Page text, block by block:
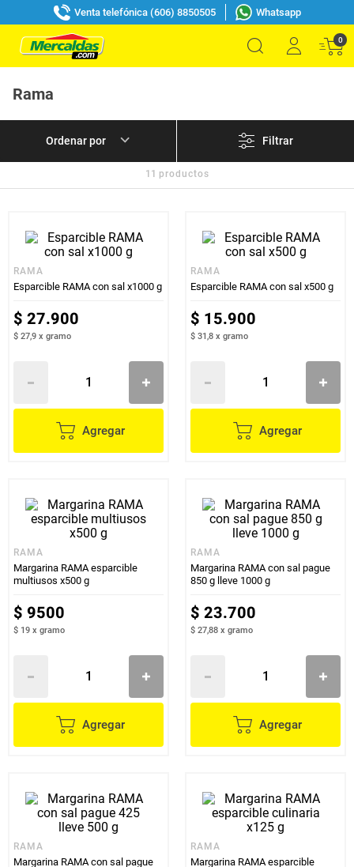
Venta telefónica (606) 8850505 Whatsapp
0
Rama
Filtrar
11 productos
RAMA
Esparcible RAMA con sal x1000 g
$ 27.900
$ 27,9 x gramo
Agregar
RAMA
Esparcible RAMA con sal x500 g
$ 15.900
$ 31,8 x gramo
Agregar
RAMA
Margarina RAMA esparcible
multiusos x500 g
$ 9500
$ 19 x gramo
Agregar
RAMA
Margarina RAMA con sal pague
850 g lleve 1000 g
$ 23.700
$ 27,88 x gramo
Agregar
RAMA
Margarina RAMA con sal pague
RAMA
Margarina RAMA esparcible